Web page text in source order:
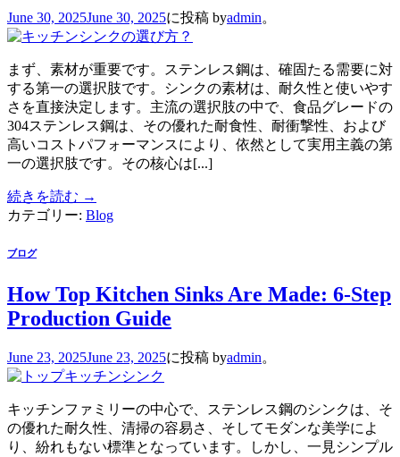
June 30, 2025June 30, 2025に投稿 byadmin。
まず、素材が重要です。ステンレス鋼は、確固たる需要に対
する第一の選択肢です。シンクの素材は、耐久性と使いやす
さを直接決定します。主流の選択肢の中で、食品グレードの
304ステンレス鋼は、その優れた耐食性、耐衝撃性、および
高いコストパフォーマンスにより、依然として実用主義の第
一の選択肢です。その核心は[...]
続きを読む →
カテゴリー: Blog
ブログ
How Top Kitchen Sinks Are Made: 6-Step
Production Guide
June 23, 2025June 23, 2025に投稿 byadmin。
キッチンファミリーの中心で、ステンレス鋼のシンクは、そ
の優れた耐久性、清掃の容易さ、そしてモダンな美学によ
り、紛れもない標準となっています。しかし、一見シンプル